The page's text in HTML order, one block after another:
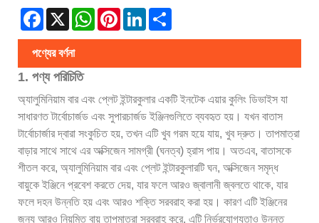
Facebook
X WhatsAppPinterestLinkedIn
পণ্যের বর্ণনা
1. পণ্য পরিচিতি
অ্যালুমিনিয়াম বার এবং প্লেট ইন্টারকুলার একটি ইনটেক এয়ার কুলিং ডিভাইস যা
সাধারণত টার্বোচার্জড এবং সুপারচার্জড ইঞ্জিনগুলিতে ব্যবহৃত হয়। যখন বাতাস
টার্বোচার্জার দ্বারা সংকুচিত হয়, তখন এটি খুব গরম হয়ে যায়, খুব দ্রুত। তাপমাত্রা
বাড়ার সাথে সাথে এর অক্সিজেন সামগ্রী (ঘনত্ব) হ্রাস পায়। অতএব, বাতাসকে
শীতল করে, অ্যালুমিনিয়াম বার এবং প্লেট ইন্টারকুলারটি ঘন, অক্সিজেন সমৃদ্ধ
বায়ুকে ইঞ্জিনে প্রবেশ করতে দেয়, যার ফলে আরও জ্বালানী জ্বলতে থাকে, যার
ফলে দহন উন্নতি হয় এবং আরও শক্তি সরবরাহ করা হয়। কারণ এটি ইঞ্জিনের
জন্য আরও নিয়মিত বায়ু তাপমাত্রা সরবরাহ করে, এটি নির্ভরযোগ্যতাও উন্নত